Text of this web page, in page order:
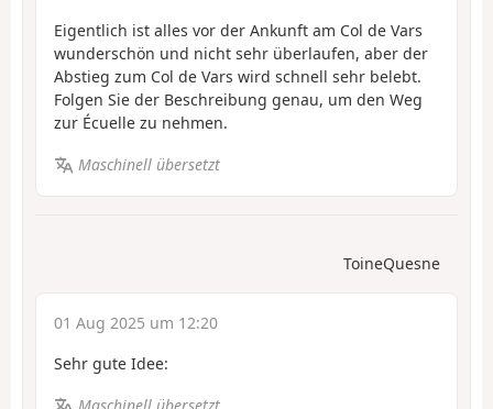
Eigentlich ist alles vor der Ankunft am Col de Vars
wunderschön und nicht sehr überlaufen, aber der
Abstieg zum Col de Vars wird schnell sehr belebt.
Folgen Sie der Beschreibung genau, um den Weg
zur Écuelle zu nehmen.
Maschinell übersetzt
ToineQuesne
01 Aug 2025 um 12:20
Sehr gute Idee: